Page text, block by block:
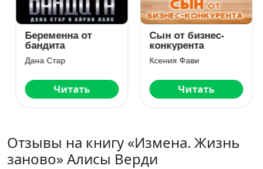
Беременна от
бандита
Дана Стар
Читать
Сын от бизнес-
конкурента
Ксения Фави
Читать
Отзывы на книгу «Измена. Жизнь
заново» Алисы Верди